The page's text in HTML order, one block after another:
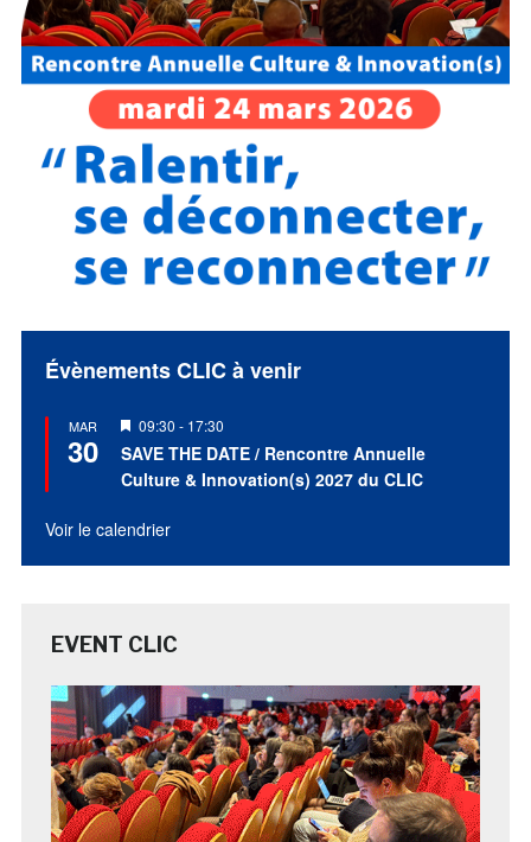
Évènements CLIC à venir
MAR
30
Mis
en
avant
09:30 - 17:30
SAVE THE DATE / Rencontre Annuelle
Culture & Innovation(s) 2027 du CLIC
Voir le calendrier
EVENT CLIC